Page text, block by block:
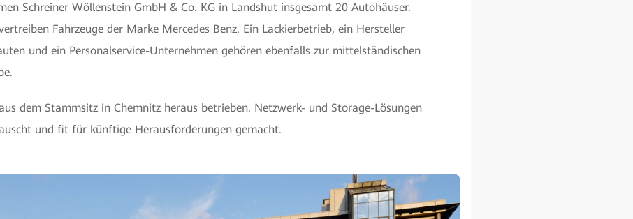
Schreiner Wöllenstein GmbH & Co. KG in Landshut insgesamt 20 Autohäuser.
Fahrzeuge der Marke Mercedes Benz. Ein Lackierbetrieb, ein Hersteller
und ein Personalservice-Unternehmen gehören ebenfalls zur mittelständischen
dem Stammsitz in Chemnitz heraus betrieben. Netzwerk- und Storage-Lösungen
und fit für künftige Herausforderungen gemacht.